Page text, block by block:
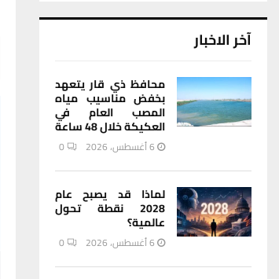
آخر الاخبار
محافظ ذي قار يتعهد
بخفض مناسيب مياه
المصب العام في
العكيكة خلال 48 ساعة
6 أغسطس، 2026 0
لماذا قد يصبح عام
2028 نقطة تحول
عالمية؟
6 أغسطس، 2026 0